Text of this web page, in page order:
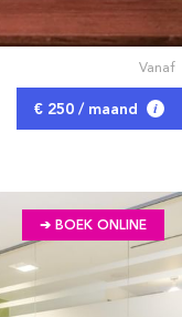
Vanaf
€ 250 / maand
➔ BOEK ONLINE